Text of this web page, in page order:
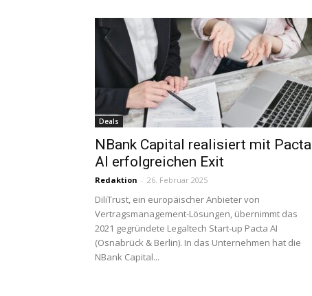
Deals
NBank Capital realisiert mit Pacta
AI erfolgreichen Exit
Redaktion - 26. Februar 2025
DiliTrust, ein europäischer Anbieter von
Vertragsmanagement-Lösungen, übernimmt das
2021 gegründete Legaltech Start-up Pacta AI
(Osnabrück & Berlin). In das Unternehmen hat die
NBank Capital...